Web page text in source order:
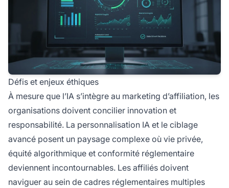
Défis et enjeux éthiques
À mesure que l’IA s’intègre au marketing d’affiliation, les
organisations doivent concilier innovation et
responsabilité. La personnalisation IA et le ciblage
avancé posent un paysage complexe où vie privée,
équité algorithmique et conformité réglementaire
deviennent incontournables. Les affiliés doivent
naviguer au sein de cadres réglementaires multiples